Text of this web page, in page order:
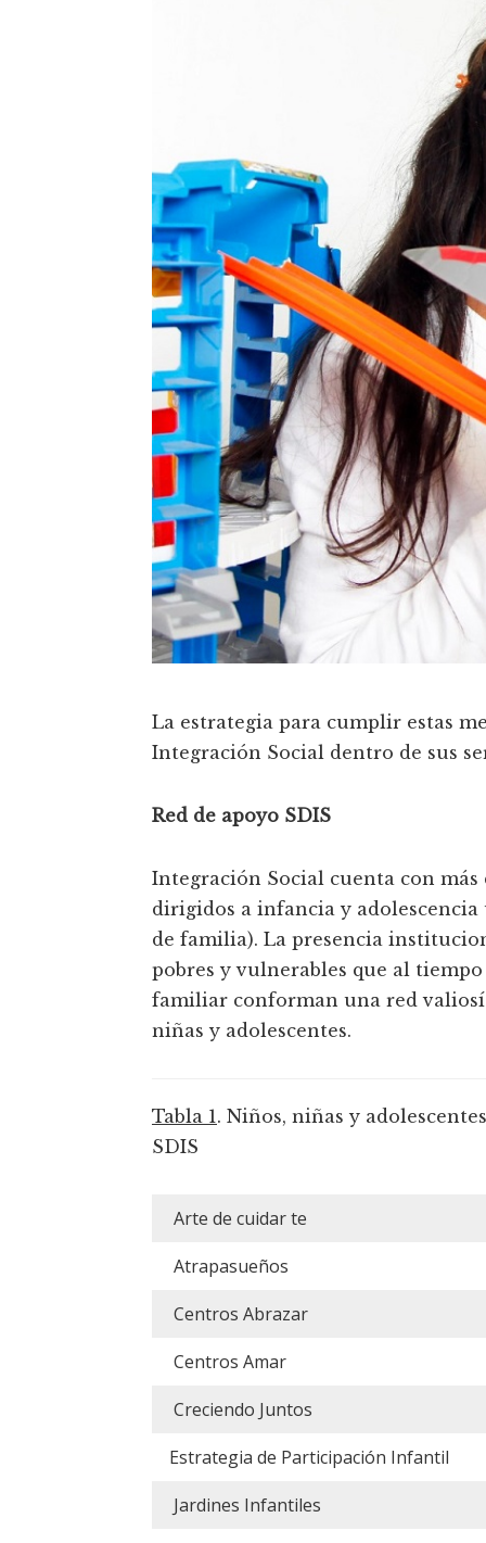
La estrategia para cumplir estas
Integración Social dentro de sus
Red de apoyo SDIS
Integración Social cuenta con
dirigidos a infancia y
de familia). La presencia
pobres y vulnerables que al
familiar conforman una red
niñas y adolescentes.
Tabla 1. Niños, niñas y
SDIS
Arte de cuidar te
Atrapasueños
Centros Abrazar
Centros Amar
Creciendo Juntos
Estrategia de Participación Infantil
Jardines Infantiles